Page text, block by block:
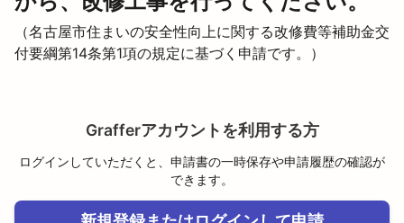
（名古屋市住まいの安全性向上に関する改修費等補助金交
付要綱第14条第1項の規定に基づく申請です。）
Grafferアカウントを利用する方
ログインしていただくと、申請書の一時保存や申請履歴の確認が
できます。